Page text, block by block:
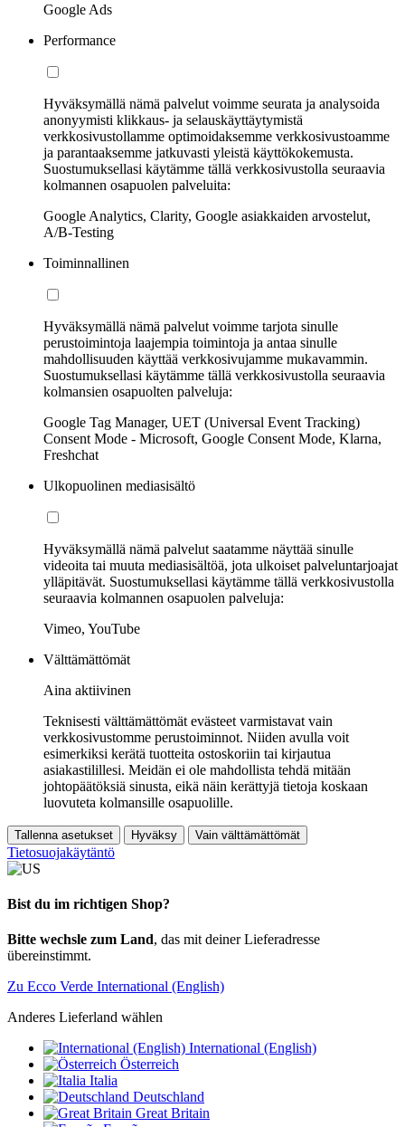
Google Ads
Performance
Hyväksymällä nämä palvelut voimme seurata ja analysoida
anonyymisti klikkaus- ja selauskäyttäytymistä
verkkosivustollamme optimoidaksemme verkkosivustoamme
ja parantaaksemme jatkuvasti yleistä käyttökokemusta.
Suostumuksellasi käytämme tällä verkkosivustolla seuraavia
kolmannen osapuolen palveluita:
Google Analytics, Clarity, Google asiakkaiden arvostelut,
A/B-Testing
Toiminnallinen
Hyväksymällä nämä palvelut voimme tarjota sinulle
perustoimintoja laajempia toimintoja ja antaa sinulle
mahdollisuuden käyttää verkkosivujamme mukavammin.
Suostumuksellasi käytämme tällä verkkosivustolla seuraavia
kolmansien osapuolten palveluja:
Google Tag Manager, UET (Universal Event Tracking)
Consent Mode - Microsoft, Google Consent Mode, Klarna,
Freshchat
Ulkopuolinen mediasisältö
Hyväksymällä nämä palvelut saatamme näyttää sinulle
videoita tai muuta mediasisältöä, jota ulkoiset palveluntarjoajat
ylläpitävät. Suostumuksellasi käytämme tällä verkkosivustolla
seuraavia kolmannen osapuolen palveluja:
Vimeo, YouTube
Välttämättömät
Aina aktiivinen
Teknisesti välttämättömät evästeet varmistavat vain
verkkosivustomme perustoiminnot. Niiden avulla voit
esimerkiksi kerätä tuotteita ostoskoriin tai kirjautua
asiakastilillesi. Meidän ei ole mahdollista tehdä mitään
johtopäätöksiä sinusta, eikä näin kerättyjä tietoja koskaan
luovuteta kolmansille osapuolille.
Tallenna asetukset Hyväksy Vain välttämättömät
Tietosuojakäytäntö
Bist du im richtigen Shop?
Bitte wechsle zum Land, das mit deiner Lieferadresse
übereinstimmt.
Zu Ecco Verde International (English)
Anderes Lieferland wählen
International (English)
Österreich
Italia
Deutschland
Great Britain